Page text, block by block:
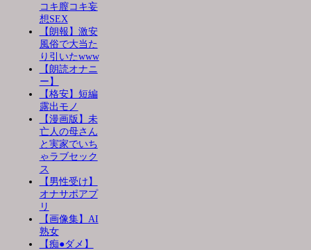
コキ膣コキ妄
想SEX
【朗報】激安
風俗で大当た
り引いたwww
【朗読オナニ
ー】
【格安】短編
露出モノ
【漫画版】未
亡人の母さん
と実家でいち
ゃラブセック
ス
【男性受け】
オナサポアプ
リ
【画像集】AI
熟女
【痴●ダメ】